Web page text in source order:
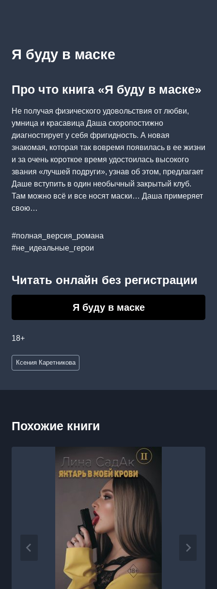
Я буду в маске
Про что книга «Я буду в маске»
Не получая физического удовольствия от любви,
умница и красавица Даша скоропостижно
диагностирует у себя фригидность. А новая
знакомая, которая так вовремя появилась в ее жизни
и за очень короткое время удостоилась высокого
звания «лучшей подруги», узнав об этом, предлагает
Даше вступить в один необычный закрытый клуб.
Там можно всё и все носят маски… Даша примеряет
свою…
#полная_версия_романа
#не_идеальные_герои
Читать онлайн без регистрации
Я буду в маске
18+
Метки
записи:
Ксения Каретникова
Похожие книги